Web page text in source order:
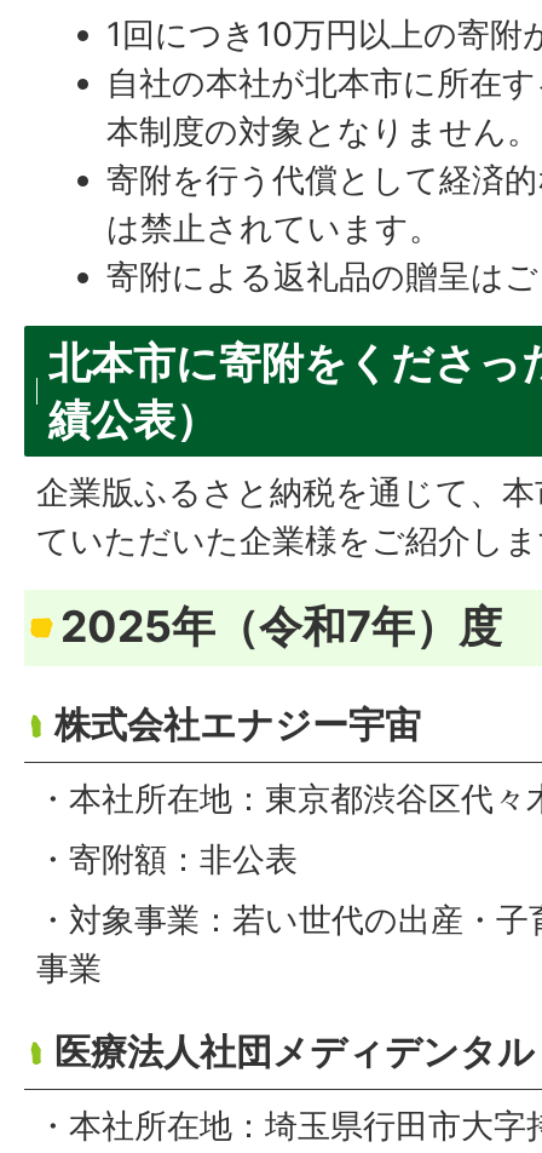
1回につき10万円以上の寄附
自社の本社が北本市に所在
本制度の対象となりません。
寄附を行う代償として経済
は禁止されています。
寄附による返礼品の贈呈は
北本市に寄附をくださっ
績公表）
企業版ふるさと納税を通じて、
ていただいた企業様をご紹介し
2025年（令和7年）度
株式会社エナジー宇宙
・本社所在地：東京都渋谷区代
・寄附額：非公表
・対象事業：若い世代の出産・
事業
医療法人社団メディデンタル
・本社所在地：埼玉県行田市大